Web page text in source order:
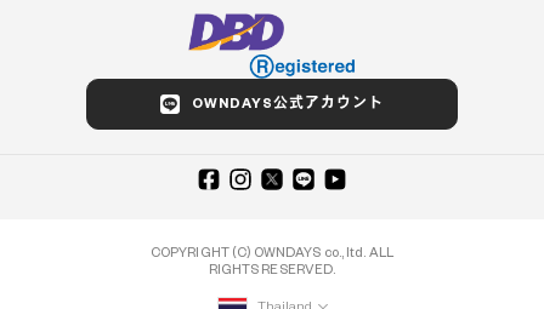
OWNDAYS公式アカウント
COPYRIGHT (C) OWNDAYS co., ltd. ALL
RIGHTS RESERVED.
Thailand